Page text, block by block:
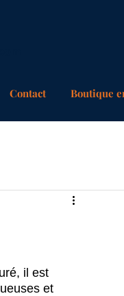
Contact Boutique
il est
et